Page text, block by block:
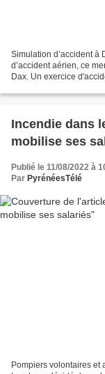
Simulation d’accident à
d’accident aérien, ce
Dax. Un exercice
Incendie dans
mobilise ses
Publié le 11/08/2022 à
Par PyrénéesTélé
Pompiers volontaires et